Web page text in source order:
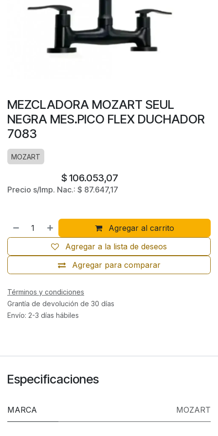
MEZCLADORA MOZART SEUL
NEGRA MES.PICO FLEX DUCHADOR
7083
MOZART
$ 106.053,07
Precio s/Imp. Nac.: $ 87.647,17
Agregar al carrito
Agregar para comparar
Agregar a la lista de deseos
Términos y condiciones
Grantía de devolución de 30 días
Envío: 2-3 días hábiles
Especificaciones
MARCA MOZART